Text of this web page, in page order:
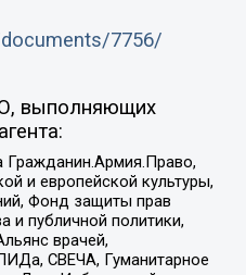
7756/
выполняющих
Гражданин.Армия.Право,
и европейской культуры,
Фонд защиты прав
и публичной политики,
врачей,
СВЕЧА, Гуманитарное